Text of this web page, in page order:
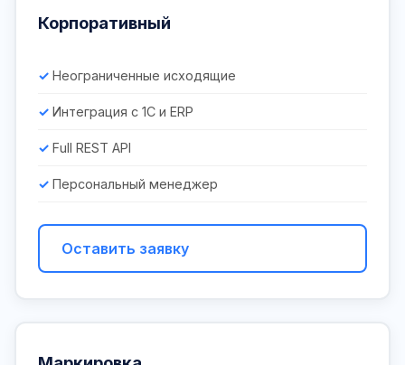
Корпоративный
Неограниченные исходящие
Интеграция с 1С и ERP
Full REST API
Персональный менеджер
Оставить заявку